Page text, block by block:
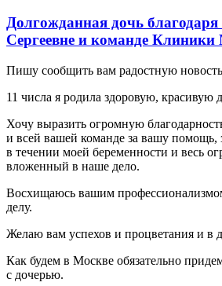
Долгожданная дочь благодаря
Сергеевне и команде
Пишу сообщить вам радостную
11 числа я родила здоровую, красивую
Хочу выразить огромную
и всей вашей команде за вашу помощь,
в течении моей беременности и весь
вложенный в наше дело.
Восхищаюсь вашим
делу.
Желаю вам успехов и процветания и в
Как будем в Москве обязательно
с дочерью.